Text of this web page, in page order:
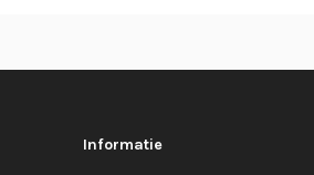
Informatie